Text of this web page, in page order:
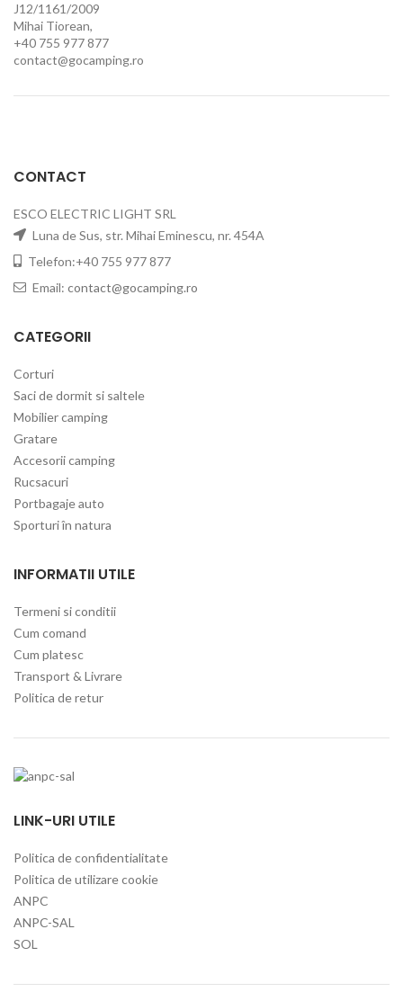
J12/1161/2009
Mihai Tiorean,
+40 755 977 877
contact@gocamping.ro
CONTACT
ESCO ELECTRIC LIGHT SRL
Luna de Sus, str. Mihai Eminescu, nr. 454A
Telefon:+40 755 977 877
Email: contact@gocamping.ro
CATEGORII
Corturi
Saci de dormit si saltele
Mobilier camping
Gratare
Accesorii camping
Rucsacuri
Portbagaje auto
Sporturi în natura
INFORMATII UTILE
Termeni si conditii
Cum comand
Cum platesc
Transport & Livrare
Politica de retur
LINK-URI UTILE
Politica de confidentialitate
Politica de utilizare cookie
ANPC
ANPC-SAL
SOL